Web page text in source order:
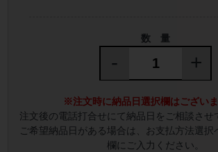
数 量
- +
※注文時に納品日選択欄はござい
注文後の電話打合せにて納品日をご相談させ
ご希望納品日がある場合は、お支払方法選択
欄にご入力ください。